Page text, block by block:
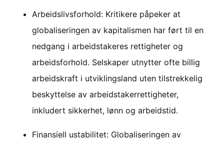
Arbeidslivsforhold: Kritikere påpeker at
globaliseringen av kapitalismen har ført til en
nedgang i arbeidstakeres rettigheter og
arbeidsforhold. Selskaper utnytter ofte billig
arbeidskraft i utviklingsland uten tilstrekkelig
beskyttelse av arbeidstakerrettigheter,
inkludert sikkerhet, lønn og arbeidstid.
Finansiell ustabilitet: Globaliseringen av